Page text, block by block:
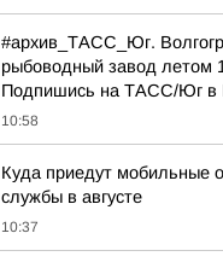
#архив_ТАСС_Юг.
рыбоводный завод летом
Подпишись на ТАСС/Юг в
10:58
Куда приедут мобильные
службы в августе
10:37